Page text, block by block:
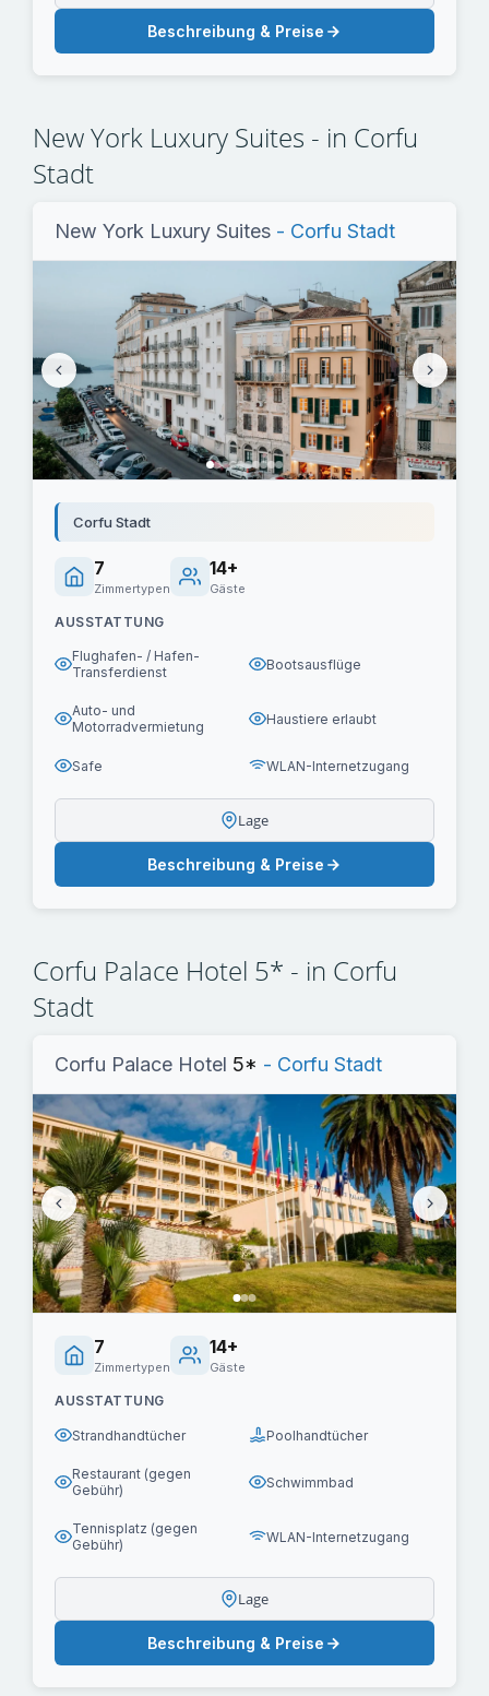
Beschreibung & Preise
New York Luxury Suites - in Corfu
Stadt
New York Luxury Suites - Corfu Stadt
Corfu Stadt
7
Zimmertypen
14+
Gäste
AUSSTATTUNG
Flughafen- / Hafen-
Transferdienst
Bootsausflüge
Auto- und
Motorradvermietung
Haustiere erlaubt
Safe WLAN-Internetzugang
Lage
Beschreibung & Preise
Corfu Palace Hotel 5* - in Corfu
Stadt
Corfu Palace Hotel 5* - Corfu Stadt
7
Zimmertypen
14+
Gäste
AUSSTATTUNG
Strandhandtücher Poolhandtücher
Restaurant (gegen
Gebühr)
Schwimmbad
Tennisplatz (gegen
Gebühr)
WLAN-Internetzugang
Lage
Beschreibung & Preise